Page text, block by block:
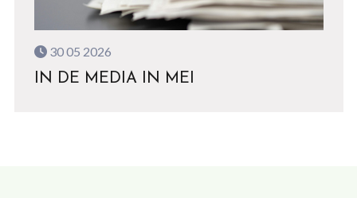
30 05 2026
IN DE MEDIA IN MEI